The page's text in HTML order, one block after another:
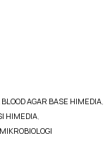
AGAR BASE HIMEDIA,
HIMEDIA,